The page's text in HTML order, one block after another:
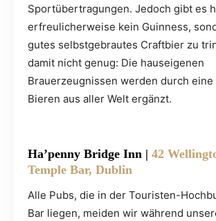
Sportübertragungen. Jedoch gibt es
erfreulicherweise kein Guinness,
gutes selbstgebrautes Craftbier zu
damit nicht genug: Die hauseigenen
Brauerzeugnissen werden durch eine
Bieren aus aller Welt ergänzt.
Ha’penny Bridge Inn | 42
Temple Bar, Dublin
Alle Pubs, die in der Touristen-
Bar liegen, meiden wir während